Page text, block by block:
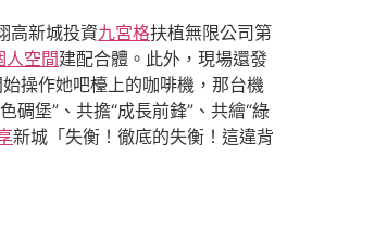
高新城投資九宮格扶植無限公司第
人空間建配合體。此外，現場還發
操作她吧檯上的咖啡機，那台機
堡”、共擔“成長前鋒”、共繪“綠
新城「失衡！徹底的失衡！這違背